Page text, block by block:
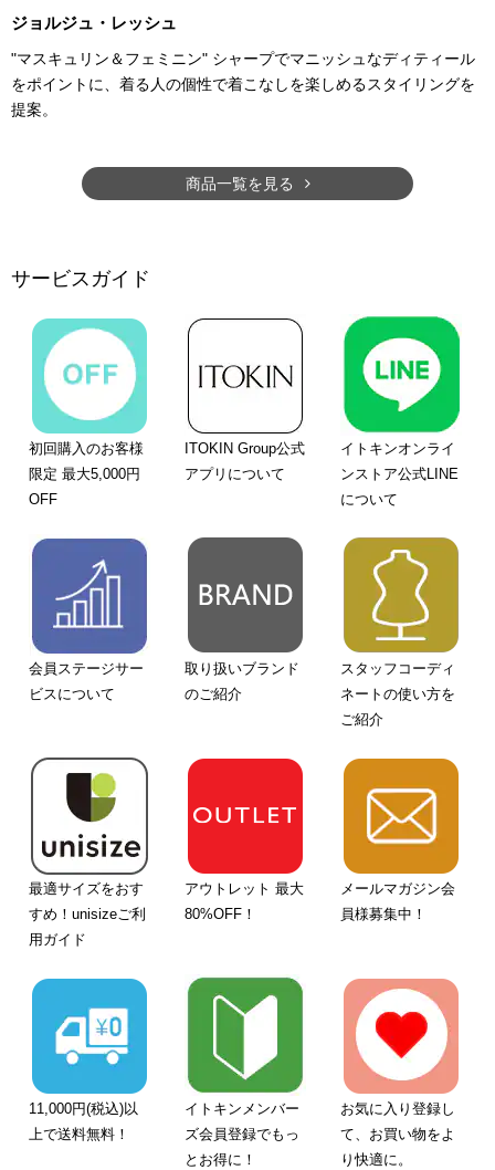
ジョルジュ・レッシュ
"マスキュリン＆フェミニン" シャープでマニッシュなディティール
をポイントに、着る人の個性で着こなしを楽しめるスタイリングを
提案。
商品一覧を見る
サービスガイド
初回購入のお客様
限定 最大5,000円
OFF
ITOKIN Group公式
アプリについて
イトキンオンライ
ンストア公式LINE
について
会員ステージサー
ビスについて
取り扱いブランド
のご紹介
スタッフコーディ
ネートの使い方を
ご紹介
最適サイズをおす
すめ！unisizeご利
用ガイド
アウトレット 最大
80%OFF！
メールマガジン会
員様募集中！
11,000円(税込)以
上で送料無料！
イトキンメンバー
ズ会員登録でもっ
とお得に！
お気に入り登録し
て、お買い物をよ
り快適に。